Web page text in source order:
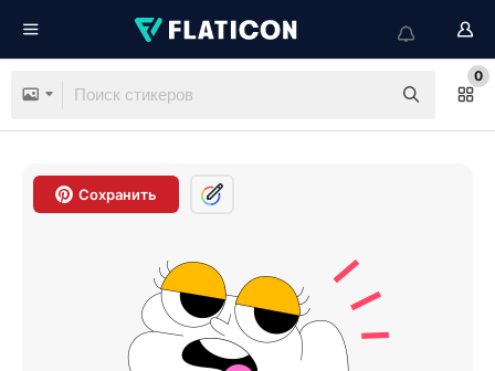
0
Сохранить